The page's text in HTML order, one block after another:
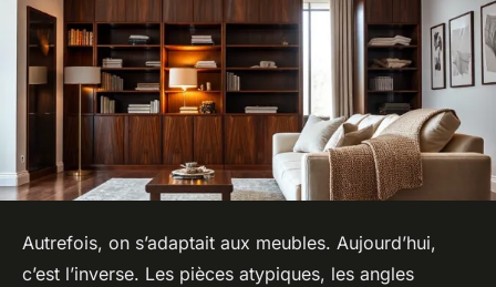
Autrefois, on s’adaptait aux meubles. Aujourd’hui,
c’est l’inverse. Les pièces atypiques, les angles